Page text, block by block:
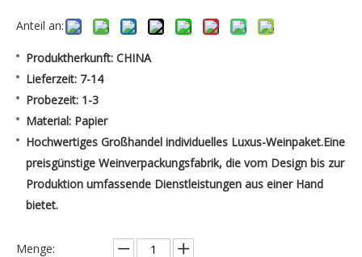
Anteil an:
Produktherkunft: CHINA
Lieferzeit: 7-14
Probezeit: 1-3
Material: Papier
Hochwertiges Großhandel individuelles Luxus-Weinpaket.Eine
preisgünstige Weinverpackungsfabrik, die vom Design bis zur
Produktion umfassende Dienstleistungen aus einer Hand
bietet.
Menge: